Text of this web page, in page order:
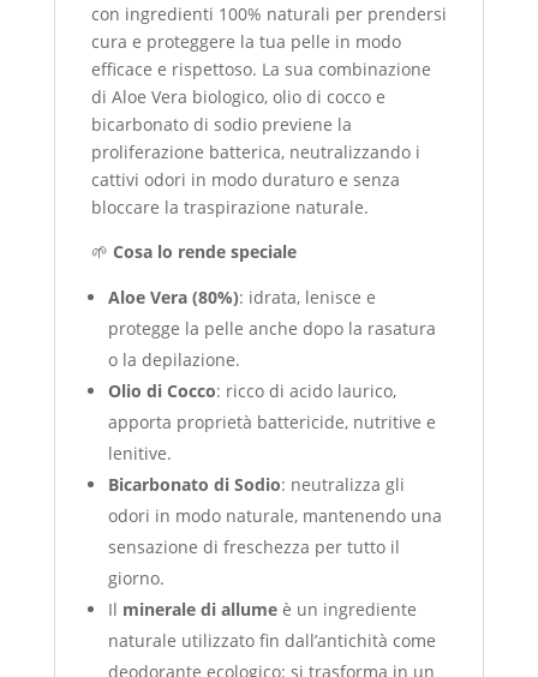
con ingredienti 100% naturali per prendersi
cura e proteggere la tua pelle in modo
efficace e rispettoso. La sua combinazione
di Aloe Vera biologico, olio di cocco e
bicarbonato di sodio previene la
proliferazione batterica, neutralizzando i
cattivi odori in modo duraturo e senza
bloccare la traspirazione naturale.
🌱 Cosa lo rende speciale
Aloe Vera (80%): idrata, lenisce e
protegge la pelle anche dopo la rasatura
o la depilazione.
Olio di Cocco: ricco di acido laurico,
apporta proprietà battericide, nutritive e
lenitive.
Bicarbonato di Sodio: neutralizza gli
odori in modo naturale, mantenendo una
sensazione di freschezza per tutto il
giorno.
Il minerale di allumeè un ingrediente
naturale utilizzato fin dall’antichità come
deodorante ecologico: si trasforma in un